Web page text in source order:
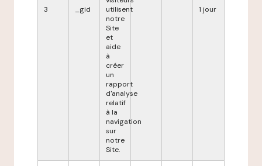
3 _gid
utilisent
notre
Site
et
aide
à
créer
un
rapport
d'analyse
relatif
à la
navigation
sur
notre
Site.
1 jour